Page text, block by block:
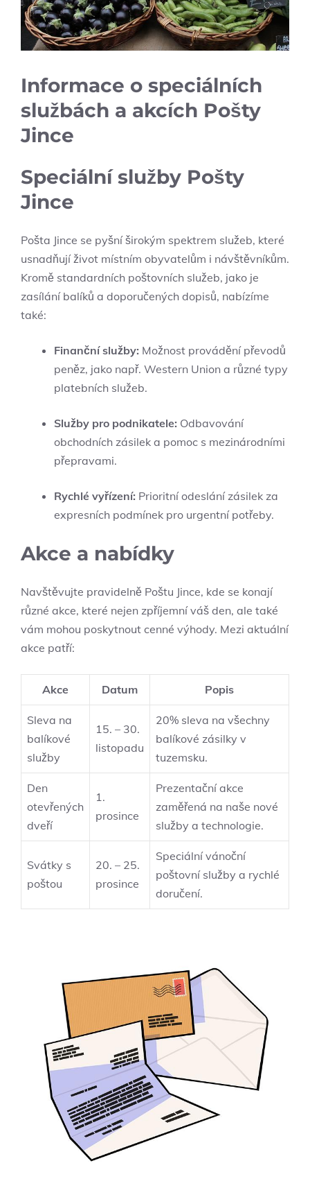
Informace o speciálních
službách a akcích Pošty
Jince
Speciální služby Pošty
Jince
Pošta Jince se pyšní širokým spektrem služeb, které
usnadňují život místním obyvatelům i návštěvníkům.
Kromě standardních poštovních služeb, jako je
zasílání balíků a doporučených dopisů, nabízíme
také:
Finanční služby: Možnost provádění převodů
peněz, jako např. Western Union a různé typy
platebních služeb.
Služby pro podnikatele: Odbavování
obchodních zásilek a pomoc s mezinárodními
přepravami.
Rychlé vyřízení: Prioritní odeslání zásilek za
expresních podmínek pro urgentní potřeby.
Akce a nabídky
Navštěvujte pravidelně Poštu Jince, kde se konají
různé akce, které nejen zpříjemní váš den, ale také
vám mohou poskytnout cenné výhody. Mezi aktuální
akce patří:
Akce Datum Popis
Sleva na
balíkové
služby
15. – 30.
listopadu
20% sleva na všechny
balíkové zásilky v
tuzemsku.
Den
otevřených
dveří
1.
prosince
Prezentační akce
zaměřená na naše nové
služby a technologie.
Svátky s
poštou
20. – 25.
prosince
Speciální vánoční
poštovní služby a rychlé
doručení.